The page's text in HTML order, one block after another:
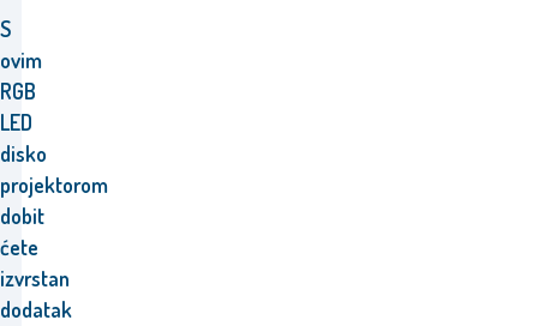
S
ovim
RGB
LED
disko
projektorom
dobit
ćete
izvrstan
dodatak